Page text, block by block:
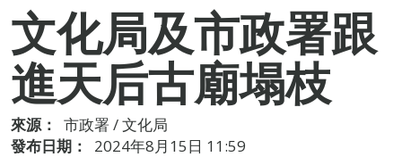
文化局及市政署跟
進天后古廟塌枝
來源：
市政署 / 文化局
發布日期：
2024年8月15日 11:59